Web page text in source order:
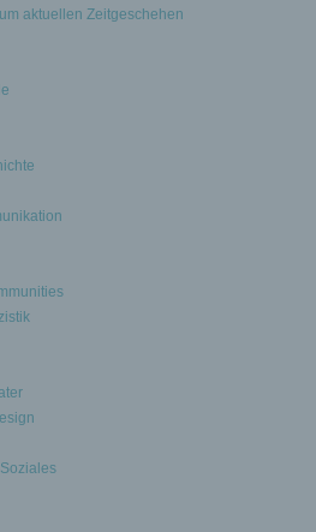
aktuellen Zeitgeschehen